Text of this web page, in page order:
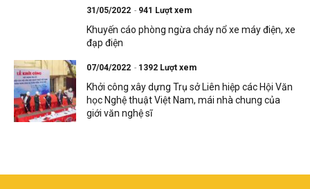
31/05/2022 941 Lượt xem
Khuyến cáo phòng ngừa cháy nổ xe máy điện, xe
đạp điện
07/04/2022 1392 Lượt xem
Khởi công xây dựng Trụ sở Liên hiệp các Hội Văn
học Nghệ thuật Việt Nam, mái nhà chung của
giới văn nghệ sĩ